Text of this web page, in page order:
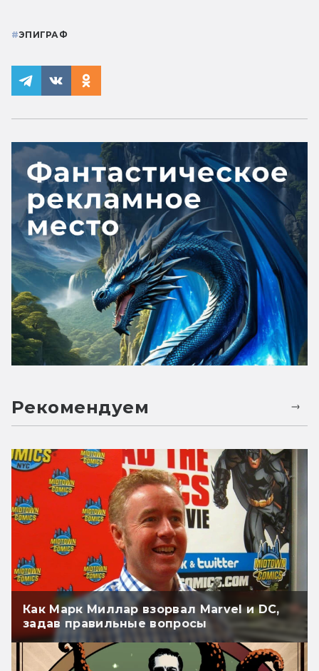
#ЭПИГРАФ
Рекомендуем
Как Марк Миллар взорвал Marvel и DC,
задав правильные вопросы